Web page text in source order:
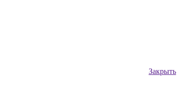
Закрыть